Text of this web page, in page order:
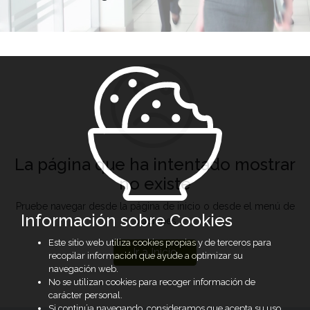
La página que ha intentado mostrar
no existe
Pruebe navegar desde la página de inicio o desde el menú de
opciones
Ir a Inicio
Información sobre Cookies
Este sitio web utiliza cookies propias y de terceros para
recopilar información que ayude a optimizar su
navegación web.
No se utilizan cookies para recoger información de
carácter personal.